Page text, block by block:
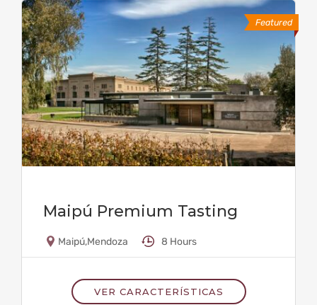
Featured
Maipú Premium Tasting
Maipú,Mendoza 8 Hours
VER CARACTERÍSTICAS